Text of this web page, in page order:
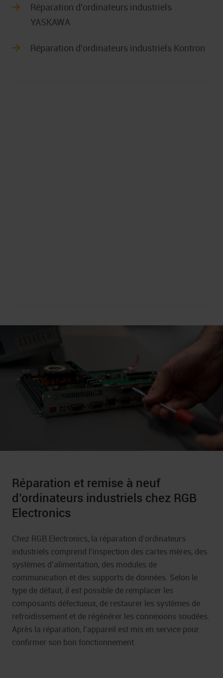
Réparation d’ordinateurs industriels
YASKAWA
Réparation d’ordinateurs industriels Kontron
Essais fonctionnels des
Réparation et remise à neuf
d’ordinateurs industriels chez RGB
Electronics
Chez RGB Electronics, la réparation d’ordinateurs
industriels comprend l’inspection des cartes mères, des
systèmes d’alimentation, des modules de
communication et des supports de données. Selon le
type de défaut, il est possible de remplacer les
composants défectueux, de restaurer les systèmes de
refroidissement et de régénérer les connexions soudées.
Après la réparation, l’appareil est mis en service pour
confirmer son bon fonctionnement.